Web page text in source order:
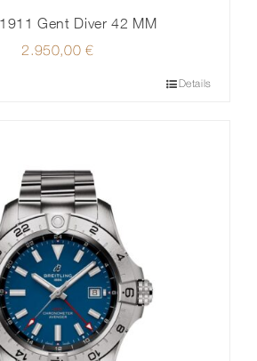
Gent Diver 42 MM
2.950,00€
Details